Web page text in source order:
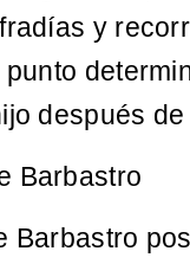
y
después
Barbastro
Barbastro